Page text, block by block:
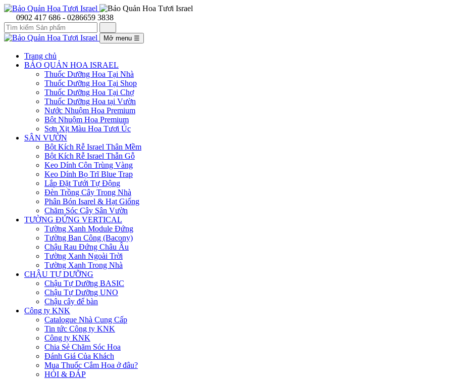
0902 417 686 - 0286659 3838
Mở menu ☰
Trang chủ
BẢO QUẢN HOA ISRAEL
Thuốc Dưỡng Hoa Tại Nhà
Thuốc Dưỡng Hoa Tại Shop
Thuốc Dưỡng Hoa Tại Chợ
Thuốc Dưỡng Hoa tại Vườn
Nước Nhuộm Hoa Premium
Bột Nhuộm Hoa Premium
Sơn Xịt Màu Hoa Tươi Úc
SÂN VƯỜN
Bột Kích Rễ Israel Thân Mềm
Bột Kích Rễ Israel Thẫn Gỗ
Keo Dính Côn Trùng Vàng
Keo Dính Bọ Trĩ Blue Trap
Lắp Đặt Tưới Tự Động
Đèn Trồng Cây Trong Nhà
Phân Bón Isarel & Hạt Giống
Chăm Sóc Cây Sân Vườn
TƯỜNG ĐỨNG VERTICAL
Tường Xanh Module Đứng
Tường Ban Công (Bacony)
Chậu Rau Đứng Châu Âu
Tường Xanh Ngoài Trời
Tường Xanh Trong Nhà
CHẬU TỰ DƯỠNG
Chậu Tự Dưỡng BASIC
Chậu Tự Dưỡng UNO
Chậu cây để bàn
Công ty KNK
Catalogue Nhà Cung Cấp
Tin tức Công ty KNK
Công ty KNK
Chia Sẻ Chăm Sóc Hoa
Đánh Giá Của Khách
Mua Thuốc Cắm Hoa ở đâu?
HỎI & ĐÁP